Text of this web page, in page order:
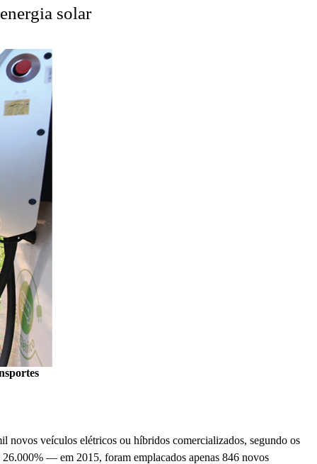
solar
novos veículos elétricos ou híbridos comercializados, segundo os
— em 2015, foram emplacados apenas 846 novos